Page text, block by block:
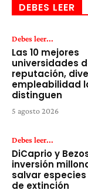
DEBES LEER
Debes leer...
Las 10 mejores
universidades
reputación,
empleabilidad
distinguen
5 agosto 2026
Debes leer...
DiCaprio y
inversión
salvar
de extinción